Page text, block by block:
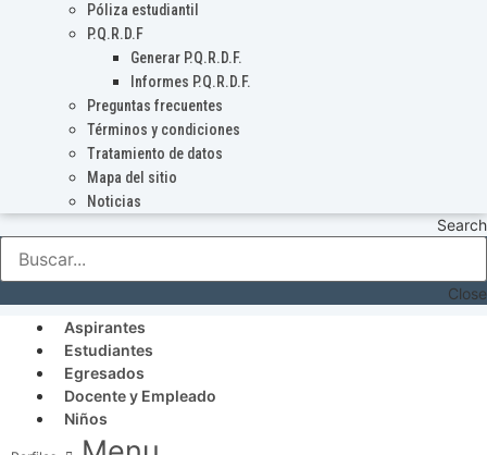
Póliza estudiantil
P.Q.R.D.F
Generar P.Q.R.D.F.
Informes P.Q.R.D.F.
Preguntas frecuentes
Términos y condiciones
Tratamiento de datos
Mapa del sitio
Noticias
Search
Close
Aspirantes
Estudiantes
Egresados
Docente y Empleado
Niños